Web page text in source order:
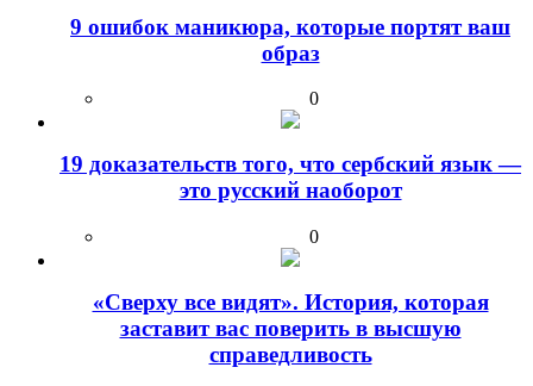
9 ошибок маникюра, которые портят ваш
образ
0
19 доказательств того, что сербский язык —
это русский наоборот
0
«Сверху все видят». История, которая
заставит вас поверить в высшую
справедливость